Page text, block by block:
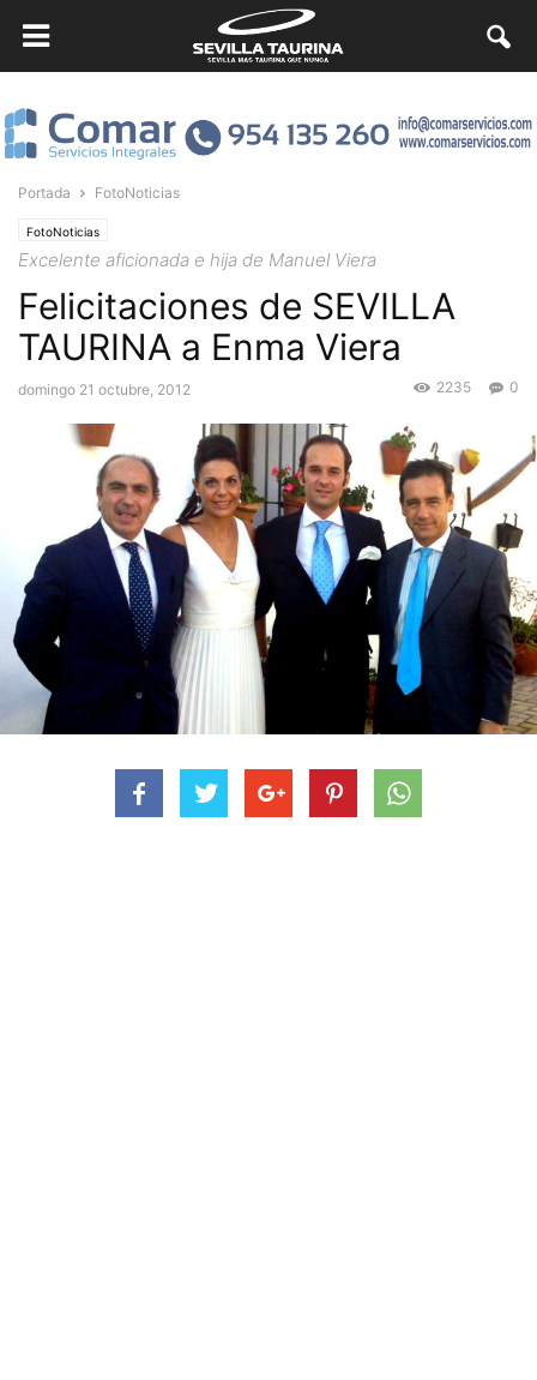
Portada FotoNoticias
FotoNoticias
Excelente aficionada e hija de Manuel Viera
Felicitaciones de SEVILLA
TAURINA a Enma Viera
domingo 21 octubre, 2012 0
2235